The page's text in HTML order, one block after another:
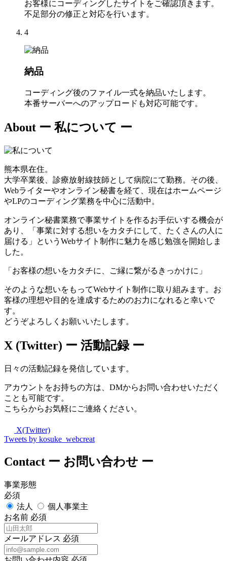
お客様にコーディングしたサイトをご確認頂きます。
不足部分の修正と対応を行います。
4
納品
コーディング後のファイル一式を納品いたします。
本番サーバーへのアップロードも対応可能です。
About ー 私について ー
熊本県在住。
大学卒業後、診療放射線技師として病院にて勤務。その後、
Webライターやオンライン秘書を経て、現在はホームページ
やLPのコーディング業務を中心に活動中。
オンライン秘書業務で事業サイトを作るお手伝いする機会が
あり、「事業に対する想いをカタチにして、たくさんの人に
届ける」というWebサイト制作に魅力を感じ勉強を開始しま
した。
「お客様の想いをカタチに、ご縁に繋がるきっかけに」
そのような想いをもってWebサイト制作に取り組みます。お
客様の理想や目的を達成するためのお力になれると幸いで
す。
どうぞよろしくお願いいたします。
X (Twitter) ー 活動記録 ー
日々の活動記録を発信しています。
アカウントをお持ちの方は、DMからお問い合わせいただく
ことも可能です。
こちらからお気軽にご連絡ください。
X(Twitter)
Tweets by kosuke_webcreat
Contact ー お問い合わせ ー
事業形態
必須
法人
個人事業主
お名前 必須
メールアドレス 必須